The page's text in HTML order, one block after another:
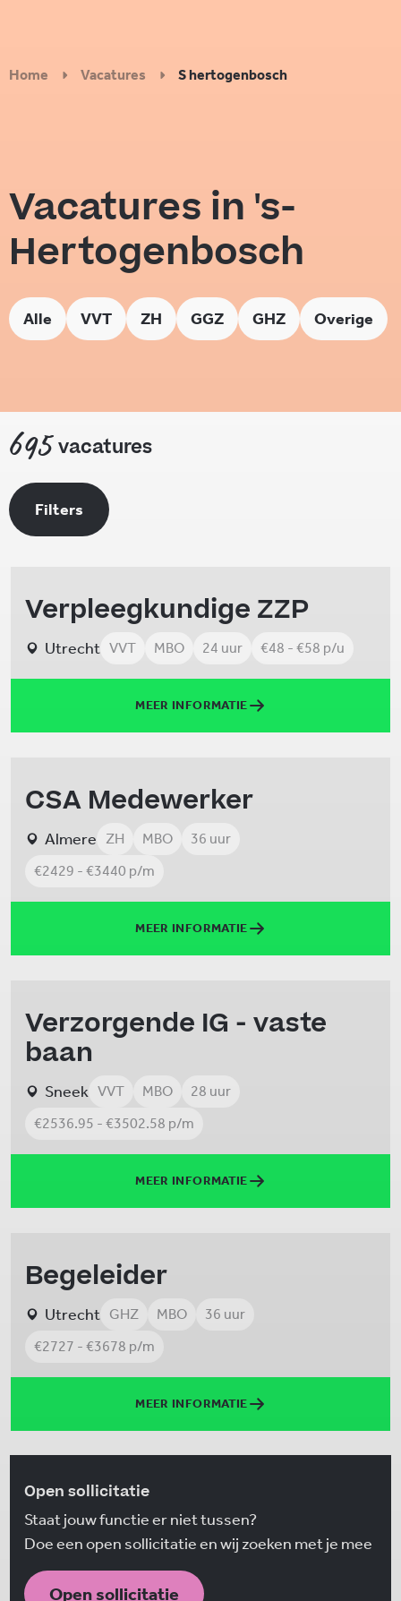
Home Vacatures S hertogenbosch
Vacatures in 's-
Hertogenbosch
Alle VVT ZH GGZ GHZ Overige
695vacatures
Filters
Verpleegkundige ZZP
Utrecht VVT MBO 24 uur €48 - €58 p/u
MEER INFORMATIE
CSA Medewerker
Almere ZH MBO
36 uur
€2429 - €3440 p/m
MEER INFORMATIE
Verzorgende IG - vaste
baan
Sneek VVT MBO
28 uur
€2536.95 - €3502.58 p/m
MEER INFORMATIE
Begeleider
Utrecht GHZ MBO
36 uur
€2727 - €3678 p/m
MEER INFORMATIE
Open sollicitatie
Staat jouw functie er niet tussen?
Doe een open sollicitatie en wij zoeken met je mee
Open sollicitatie